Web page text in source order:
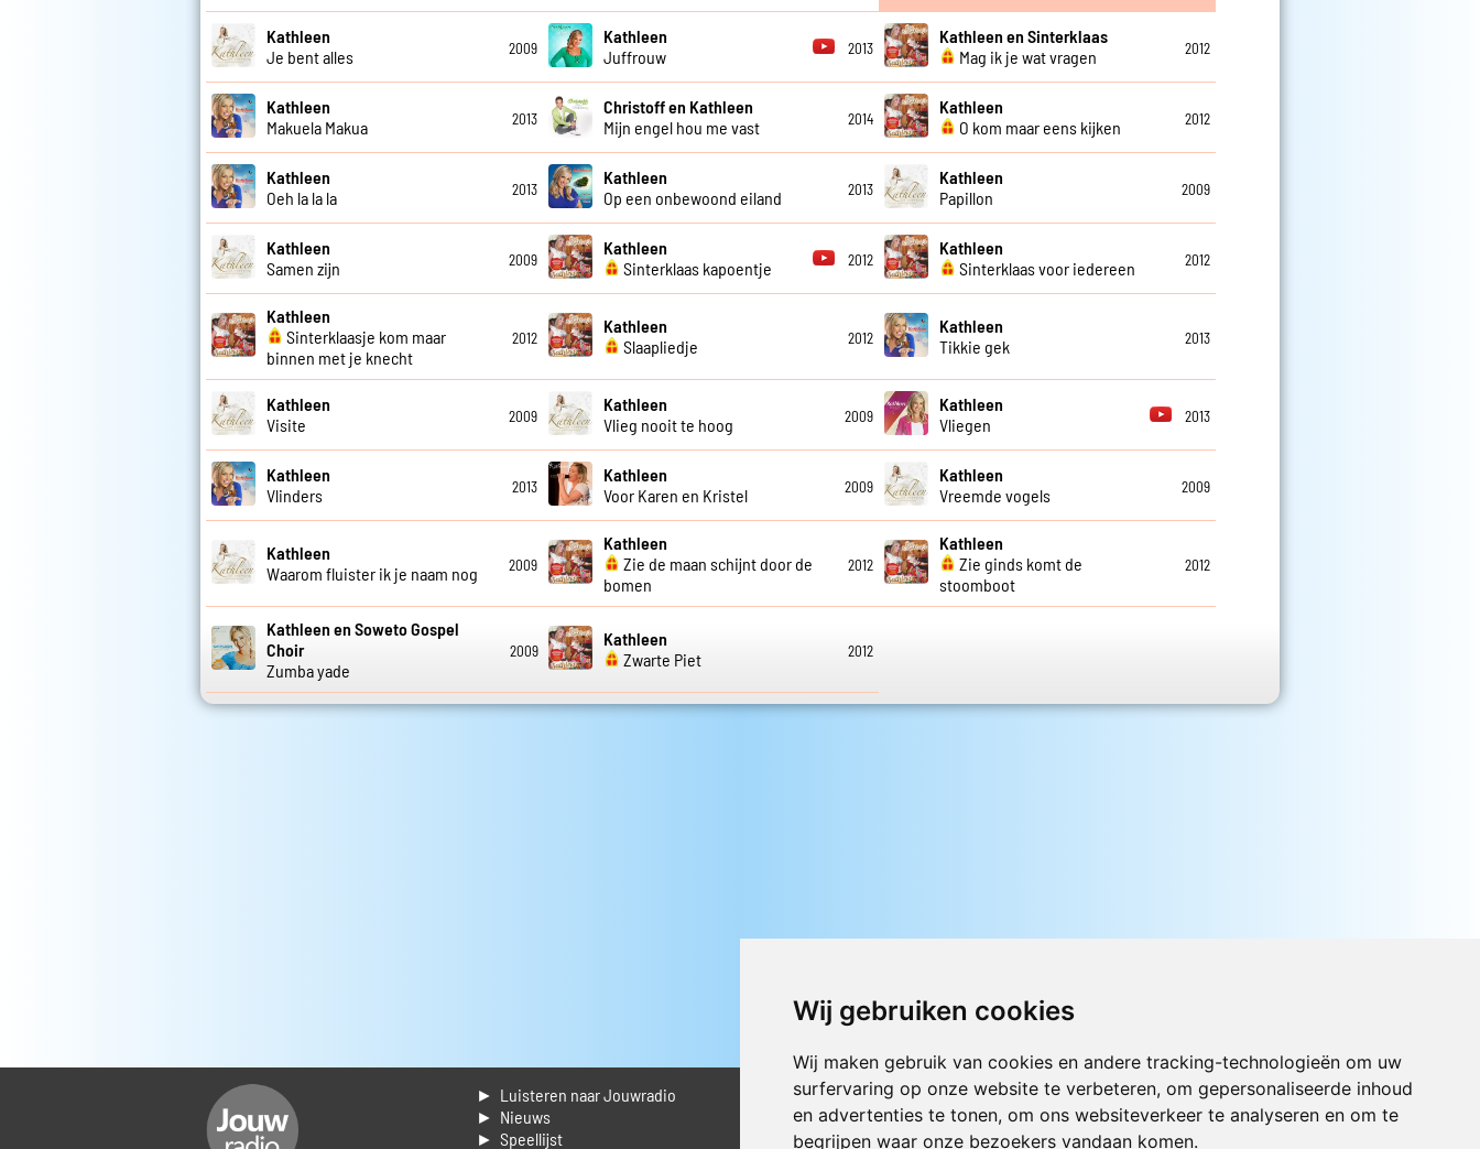
Wij gebruiken cookies
Wij maken gebruik van cookies en andere tracking-technologieën om uw
surfervaring op onze website te verbeteren, om gepersonaliseerde inhoud
en advertenties te tonen, om ons websiteverkeer te analyseren en om te
begrijpen waar onze bezoekers vandaan komen.
Kathleen
Je bent alles
2009
Kathleen
Juffrouw
2013
Kathleen en Sinterklaas
Mag ik je wat vragen
2012
Kathleen
Makuela Makua
2013
Christoff en Kathleen
Mijn engel hou me vast
2014
Kathleen
O kom maar eens kijken
2012
Kathleen
Oeh la la la
2013
Kathleen
Op een onbewoond eiland
2013
Kathleen
Papillon
2009
Kathleen
Samen zijn
2009
Kathleen
Sinterklaas kapoentje
2012
Kathleen
Sinterklaas voor iedereen
2012
Kathleen
Sinterklaasje kom maar
binnen met je knecht
2012
Kathleen
Slaapliedje
2012
Kathleen
Tikkie gek
2013
Kathleen
Visite
2009
Kathleen
Vlieg nooit te hoog
2009
Kathleen
Vliegen
2013
Kathleen
Vlinders
2013
Kathleen
Voor Karen en Kristel
2009
Kathleen
Vreemde vogels
2009
Kathleen
Waarom fluister ik je naam nog
2009
Kathleen
Zie de maan schijnt door de
bomen
2012
Kathleen
Zie ginds komt de
stoomboot
2012
Kathleen en Soweto Gospel
Choir
Zumba yade
2009
Kathleen
Zwarte Piet
2012
► Luisteren naar Jouwradio
► Nieuws
► Speellijst
► Livestream informatie
► Muziek opzoeken
► Vlaamse 100 Aller tijden
Luister nu naar Jouwradio! De beste
Nederlandstalige muziek uit de lage
landen hoor je hier al 20 jaar. In